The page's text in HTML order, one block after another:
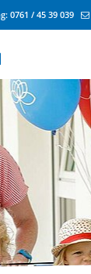
0761 / 45 39 039